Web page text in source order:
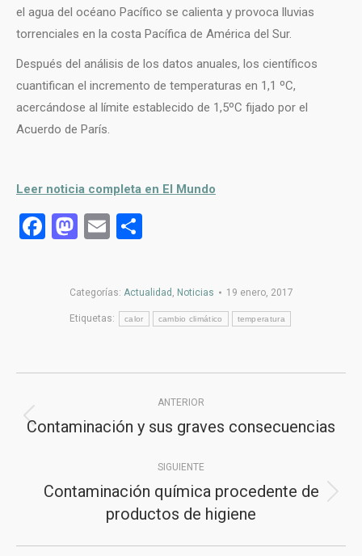
el agua del océano Pacífico se calienta y provoca lluvias
torrenciales en la costa Pacífica de América del Sur.
Después del análisis de los datos anuales, los científicos
cuantifican el incremento de temperaturas en 1,1 ºC,
acercándose al límite establecido de 1,5ºC fijado por el
Acuerdo de París.
Leer noticia completa en El Mundo
Facebook
Mastodon
Email
Categorías: Actualidad Noticias 19 enero, 2017
Etiquetas: calor cambio climático temperatura
entre
publicaciones
ANTERIOR
Publicación
Contaminación y sus graves consecuencias
SIGUIENTE
Publicación
siguiente:
Contaminación química procedente de
productos de higiene